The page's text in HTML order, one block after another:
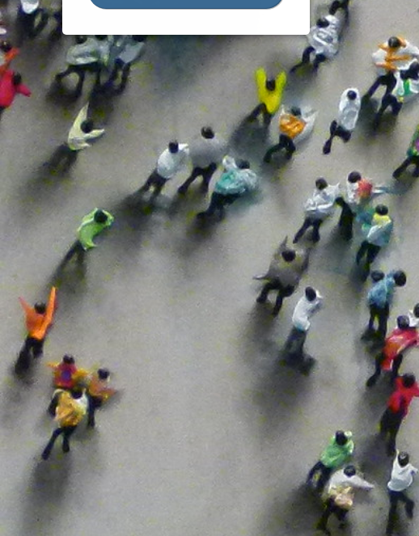
Medio Ambiente
Medios De Comunicación
Memoria Histórica
Menores
Metodología
Migrantes
No Presencial
Noticias
Nueva Normalidad
Periodistas
Presencialidad
Profesores
Reunión Virtual
Unidas Podemos
Universidad
Web
Youtube